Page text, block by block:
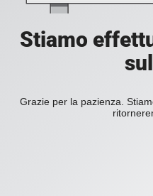
Stiamo
Grazie per la pazienza.